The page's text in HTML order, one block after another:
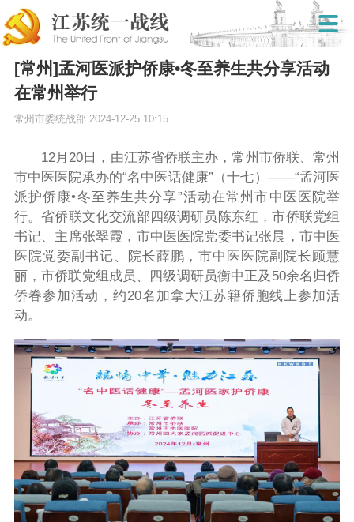
[常州]孟河医派护侨康•冬至养生共分享活动
在常州举行
常州市委统战部 2024-12-25 10:15
12月20日，由江苏省侨联主办，常州市侨联、常州
市中医医院承办的“名中医话健康”（十七）——“孟河医
派护侨康•冬至养生共分享”活动在常州市中医医院举
行。省侨联文化交流部四级调研员陈东红，市侨联党组
书记、主席张翠霞，市中医医院党委书记张晨，市中医
医院党委副书记、院长薛鹏，市中医医院副院长顾慧
丽，市侨联党组成员、四级调研员衡中正及50余名归侨
侨眷参加活动，约20名加拿大江苏籍侨胞线上参加活
动。